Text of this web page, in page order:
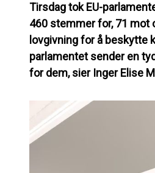
Tirsdag tok EU-
460 stemmer for, 71 mot
lovgivning for å beskytte
parlamentet sender en
for dem, sier Inger Elise